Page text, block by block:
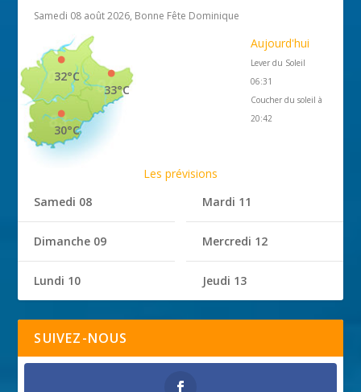
Samedi 08 août 2026, Bonne Fête Dominique
33°C
32°C
30°C
Aujourd'hui
Lever du Soleil
06:31
Coucher du soleil à
20:42
Les prévisions
Samedi 08
Dimanche 09
Lundi 10
Mardi 11
Mercredi 12
Jeudi 13
SUIVEZ-NOUS